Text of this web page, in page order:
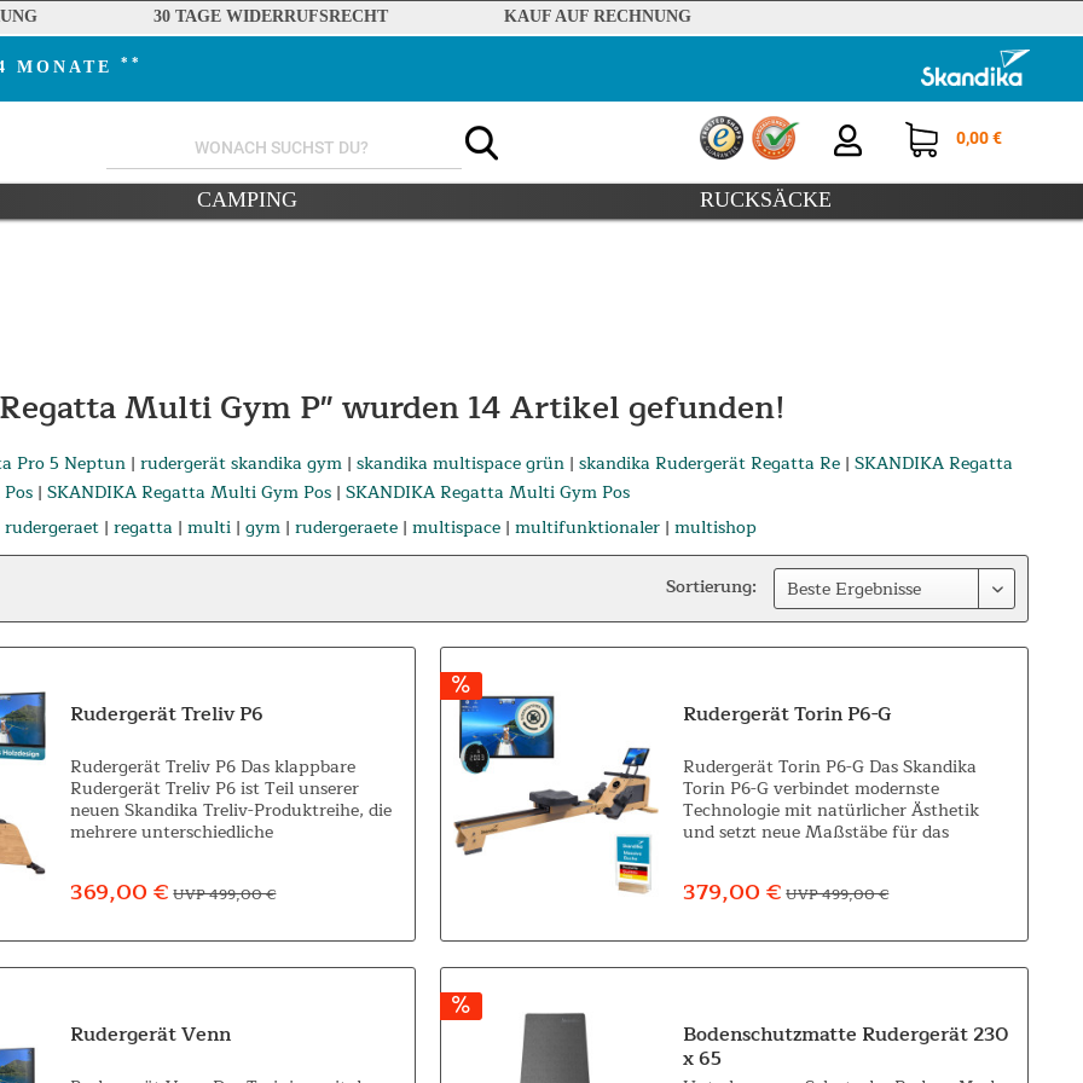
30 TAGE WIDERRUFSRECHT KAUF AUF RECHNUNG
MONATE **
0,00 €
CAMPING RUCKSÄCKE
Multi Gym P" wurden14Artikel gefunden!
Pro 5 Neptun| rudergerät skandika gym| skandika multispace grün| skandika Rudergerät Regatta Re| SKANDIKA Regatta
| SKANDIKA Regatta Multi Gym Pos | SKANDIKA Regatta Multi Gym Pos
rudergeraet| regatta| multi| gym| rudergeraete| multispace| multifunktionaler| multishop
Sortierung:
Rudergerät Treliv P6
Rudergerät Treliv P6 Das klappbare
Rudergerät Treliv P6 ist Teil unserer
neuen Skandika Treliv-Produktreihe, die
mehrere unterschiedliche
Reihe...
369,00 € UVP 499,00 €
Rudergerät Torin P6-G
Rudergerät Torin P6-G Das Skandika
Torin P6-G verbindet modernste
Technologie mit natürlicher Ästhetik
und setzt neue Maßstäbe für das
seine...
379,00 € UVP 499,00 €
Rudergerät Venn Bodenschutzmatte Rudergerät 230
x 65